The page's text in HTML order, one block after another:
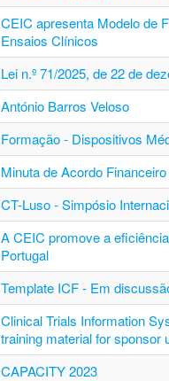
CEIC apresenta Modelo de
Ensaios Clínicos
Lei n.º 71/2025, de 22 de
António Barros Veloso
Formação - Dispositivos
Minuta de Acordo
CT-Luso - Simpósio
A CEIC promove a
Portugal
Template ICF - Em
Clinical Trials Information
training material for sponsor
CAPACITY 2023